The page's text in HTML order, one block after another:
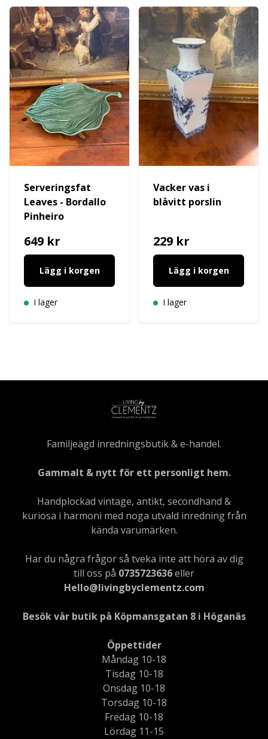
Serveringsfat
Leaves - Bordallo
Pinheiro
649 kr
Lägg i korgen
I lager
Vacker vas i
blåvitt porslin
229 kr
Lägg i korgen
I lager
Familjeägd inredningsbutik & e-handel.
Gammalt & nytt för ett personligt hem.
Handplockad vintage, antikt, secondhand &
kuriosa i harmoni med noga utvald inredning från
kända varumärken.
Har du några frågor så tveka inte att höra av dig
till oss på 0735723636eller
Hello@livingbyclementz.com
Besök vår butik på Köpmansgatan 8 i Höganäs
Öppettider
Måndag 10-18
Tisdag 10-18
Onsdag 10-18
Torsdag 10-18
Fredag 10-18
Lördag 11-15